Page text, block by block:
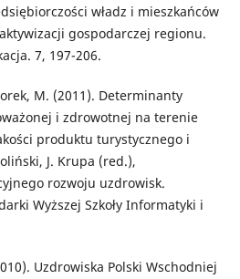
władz i mieszkańców
gospodarczej regionu.
7, 197-206.
M. (2011). Determinanty
i zdrowotnej na terenie
produktu turystycznego i
J. Krupa (red.),
rozwoju uzdrowisk.
Wyższej Szkoły Informatyki i
Uzdrowiska Polski Wschodniej